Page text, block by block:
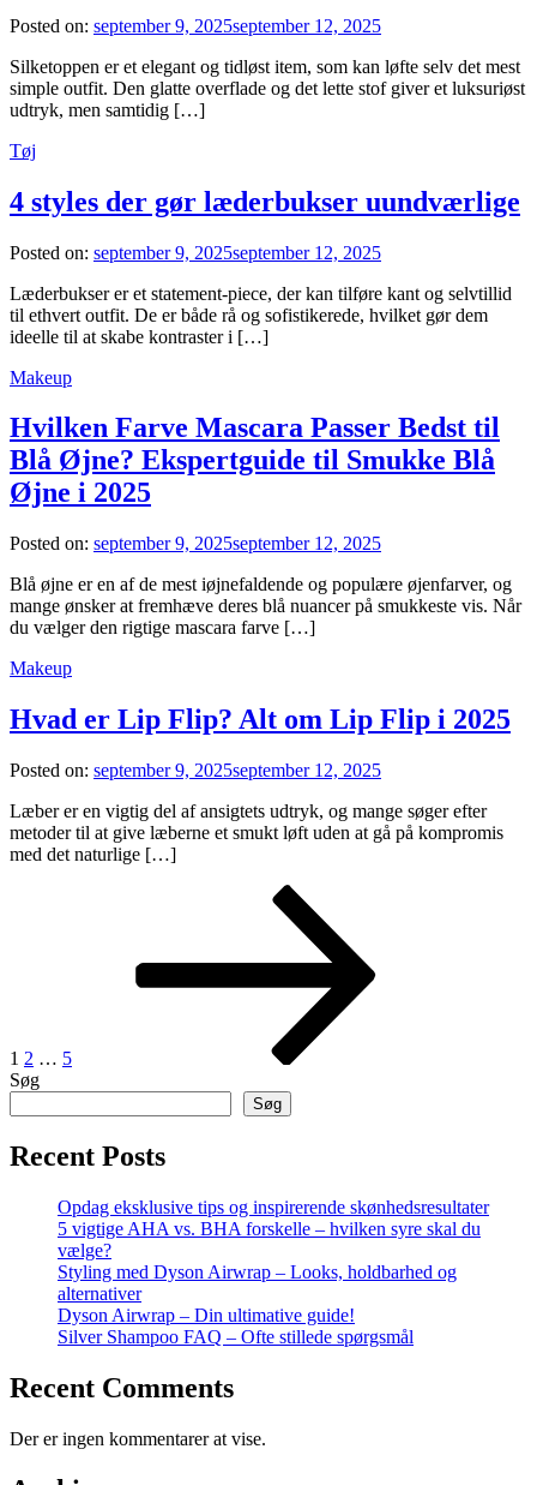
Posted on: september 9, 2025september 12, 2025
Silketoppen er et elegant og tidløst item, som kan løfte selv det mest
simple outfit. Den glatte overflade og det lette stof giver et luksuriøst
udtryk, men samtidig […]
Tøj
4 styles der gør læderbukser uundværlige
Posted on: september 9, 2025september 12, 2025
Læderbukser er et statement-piece, der kan tilføre kant og selvtillid
til ethvert outfit. De er både rå og sofistikerede, hvilket gør dem
ideelle til at skabe kontraster i […]
Makeup
Hvilken Farve Mascara Passer Bedst til
Blå Øjne? Ekspertguide til Smukke Blå
Øjne i 2025
Posted on: september 9, 2025september 12, 2025
Blå øjne er en af de mest iøjnefaldende og populære øjenfarver, og
mange ønsker at fremhæve deres blå nuancer på smukkeste vis. Når
du vælger den rigtige mascara farve […]
Makeup
Hvad er Lip Flip? Alt om Lip Flip i 2025
Posted on: september 9, 2025september 12, 2025
Læber er en vigtig del af ansigtets udtryk, og mange søger efter
metoder til at give læberne et smukt løft uden at gå på kompromis
med det naturlige […]
1 2 … 5
Søg
Søg
Recent Posts
Opdag eksklusive tips og inspirerende skønhedsresultater
5 vigtige AHA vs. BHA forskelle – hvilken syre skal du
vælge?
Styling med Dyson Airwrap – Looks, holdbarhed og
alternativer
Dyson Airwrap – Din ultimative guide!
Silver Shampoo FAQ – Ofte stillede spørgsmål
Recent Comments
Der er ingen kommentarer at vise.